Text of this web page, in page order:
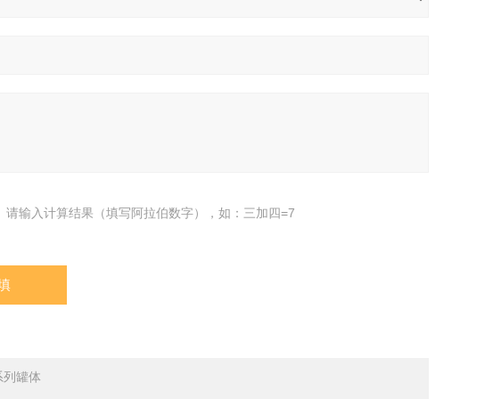
请输入计算结果（填写阿拉伯数字），如：三加四=7
列罐体